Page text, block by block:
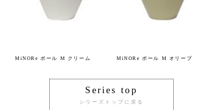
MiNORe ボール M クリーム MiNORe ボール M オリーブ
Series top
シリーズトップに戻る